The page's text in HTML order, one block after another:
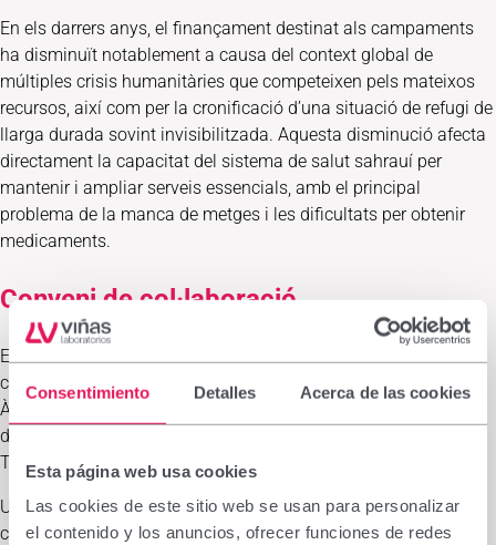
Consentimiento Detalles Acerca de las cookies
Esta página web usa cookies
Las cookies de este sitio web se usan para personalizar
el contenido y los anuncios, ofrecer funciones de redes
En els darrers anys, el finançament destinat als campaments
ha disminuït notablement a causa del context global de
múltiples crisis humanitàries que competeixen pels mateixos
recursos, així com per la cronificació d’una situació de refugi de
llarga durada sovint invisibilitzada. Aquesta disminució afecta
directament la capacitat del sistema de salut sahrauí per
mantenir i ampliar serveis essencials, amb el principal
problema de la manca de metges i les dificultats per obtenir
medicaments.
Conveni de col·laboració
El 2017, l’Hospital Clínic de Barcelona va signar un conveni de
col·laboració amb el Ministeri de Salut Pública de la República
Àrab Sahrauí Democràtica i Medicus Mundi Mediterrània per
donar suport sanitari a la població dels campaments de
Tindouf (Algèria).
Un dels projectes va ser la cooperació en dermatologia, amb
consultes i formació especialitzada i suport en l’elaboració de